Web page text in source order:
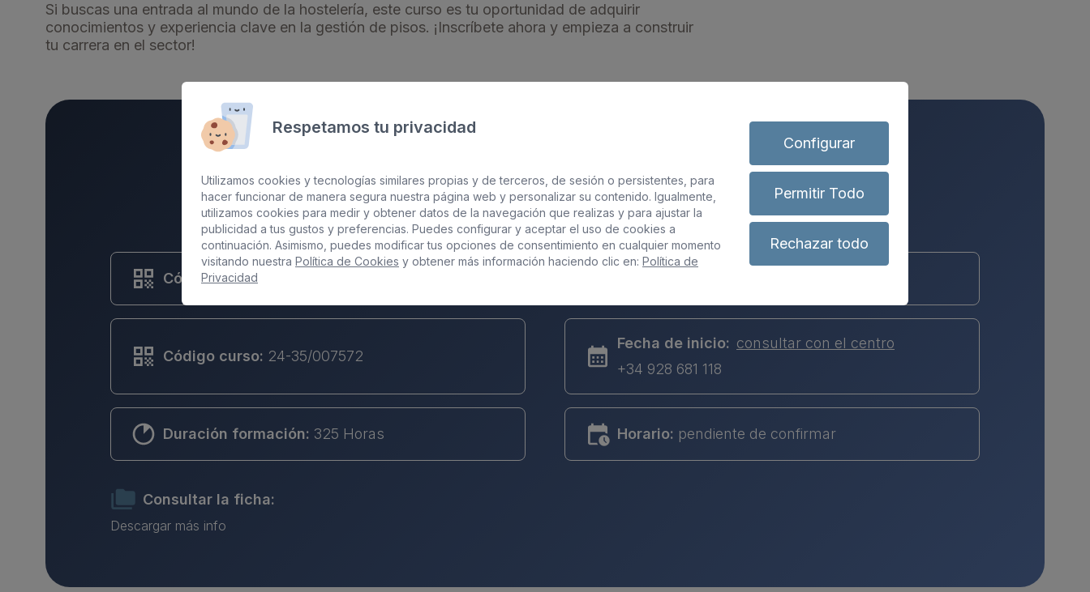
Si buscas una entrada al mundo de la hostelería, este curso es tu oportunidad de adquirir
conocimientos y experiencia clave en la gestión de pisos. ¡Inscríbete ahora y empieza a construir
tu carrera en el sector!
Te puede interesar
Código:HOTA0108
Código curso: 24-35/007572
Fecha de inicio: consultar con el centro
+34 928 681 118
Duración formación: 325 Horas Horario: pendiente de confirmar
Consultar la ficha:
Descargar más info
Respetamos tu privacidad
Utilizamos cookies y tecnologías similares propias y de terceros, de sesión o persistentes, para
hacer funcionar de manera segura nuestra página web y personalizar su contenido. Igualmente,
utilizamos cookies para medir y obtener datos de la navegación que realizas y para ajustar la
publicidad a tus gustos y preferencias. Puedes configurar y aceptar el uso de cookies a
continuación. Asimismo, puedes modificar tus opciones de consentimiento en cualquier momento
visitando nuestra Política de Cookies y obtener más información haciendo clic en: Política de
Privacidad
Configurar
Permitir Todo
Rechazar todo